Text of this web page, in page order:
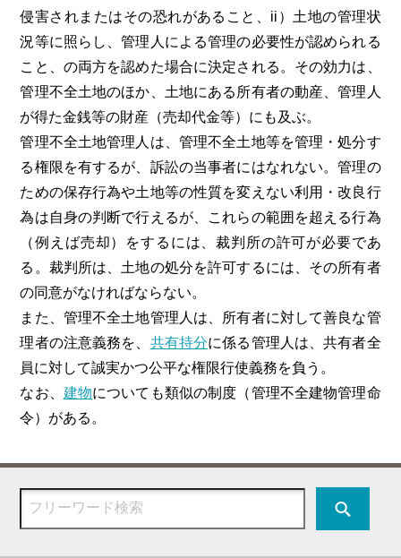
侵害されまたはその恐れがあること、ii）土地の管理状
況等に照らし、管理人による管理の必要性が認められる
こと、の両方を認めた場合に決定される。その効力は、
管理不全土地のほか、土地にある所有者の動産、管理人
が得た金銭等の財産（売却代金等）にも及ぶ。
管理不全土地管理人は、管理不全土地等を管理・処分す
る権限を有するが、訴訟の当事者にはなれない。管理の
ための保存行為や土地等の性質を変えない利用・改良行
為は自身の判断で行えるが、これらの範囲を超える行為
（例えば売却）をするには、裁判所の許可が必要であ
る。裁判所は、土地の処分を許可するには、その所有者
の同意がなければならない。
また、管理不全土地管理人は、所有者に対して善良な管
理者の注意義務を、 共有持分に係る管理人は、共有者全
員に対して誠実かつ公平な権限行使義務を負う。
なお、 建物についても類似の制度（管理不全建物管理命
令）がある。